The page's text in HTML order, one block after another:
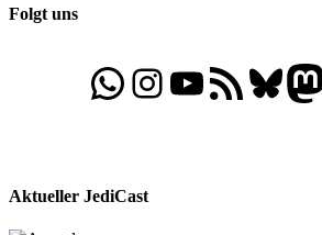
Folgt uns
WhatsApp
Folgt uns auf Instagram
Besucht unseren YouTube-Kanal
RSS-Feed
Aktueller JediCast